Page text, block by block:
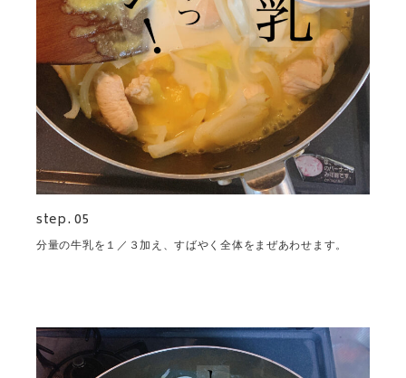
step. 05
分量の牛乳を１／３加え、すばやく全体をまぜあわせます。